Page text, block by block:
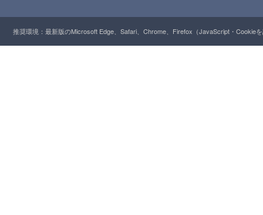
推奨環境：最新版のMicrosoft Edge、Safari、Chrome、Firefox（JavaScript・Cookie